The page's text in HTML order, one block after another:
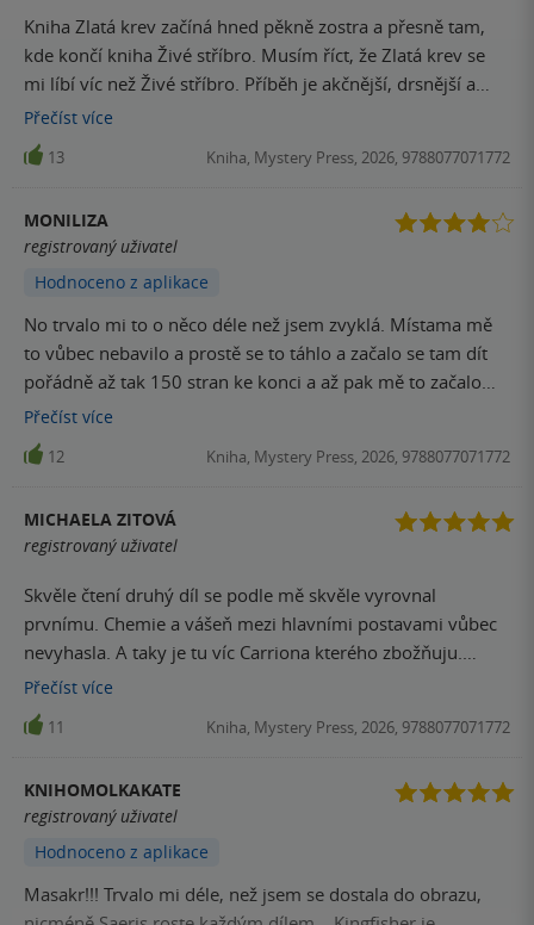
Kniha Zlatá krev začíná hned pěkně zostra a přesně tam,
kde končí kniha Živé stříbro. Musím říct, že Zlatá krev se
mi líbí víc než Živé stříbro. Příběh je akčnější, drsnější a
tvrdší. Stejně tak je tvrdší a silnější i Saeris a přeměna na
upír-fae jí sluší. Putování Kingfishera a Carriona v Zilvarisu
mne bavilo, hlavně tedy hlášky Carriona. Linie s knihou
závěr... klasika.... zase konec s naznačenou zajímavou
linkou. Tak snad se brzy dočkáme 3.dílu. Kniha se mi
opravdu líbila a doporučuji ji.
Přečíst více
13 Kniha, Mystery Press, 2026, 9788077071772
MONILIZA
registrovaný uživatel
Hodnoceno z aplikace
No trvalo mi to o něco déle než jsem zvyklá. Místama mě
to vůbec nebavilo a prostě se to táhlo a začalo se tam dít
pořádně až tak 150 stran ke konci a až pak mě to začalo
bavit. A ten konec? To jsem nečekala že to takhle dopadne.
A zvyknout si na nové jméno Fitchera bude hodně těžké a
moc se mi líbí, ale uvidíme. Třeba si pak člověk zvykne
Přečíst více
12 Kniha, Mystery Press, 2026, 9788077071772
MICHAELA ZITOVÁ
registrovaný uživatel
Skvěle čtení druhý díl se podle mě skvěle vyrovnal
prvnímu. Chemie a vášeň mezi hlavními postavami vůbec
nevyhasla. A taky je tu víc Carriona kterého zbožňuju.
Těším se na třetí díl ❤️
Přečíst více
11 Kniha, Mystery Press, 2026, 9788077071772
KNIHOMOLKAKATE
registrovaný uživatel
Hodnoceno z aplikace
Masakr!!! Trvalo mi déle, než jsem se dostala do obrazu,